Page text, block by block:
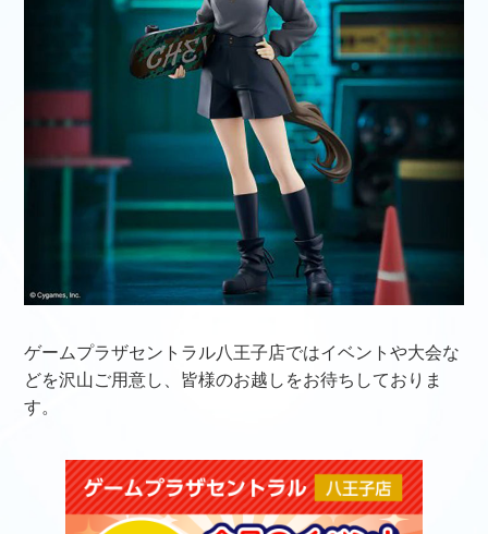
ゲームプラザセントラル八王子店ではイベントや大会な
どを沢山ご用意し、皆様のお越しをお待ちしておりま
す。